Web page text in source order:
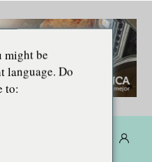
might be
language. Do
to: